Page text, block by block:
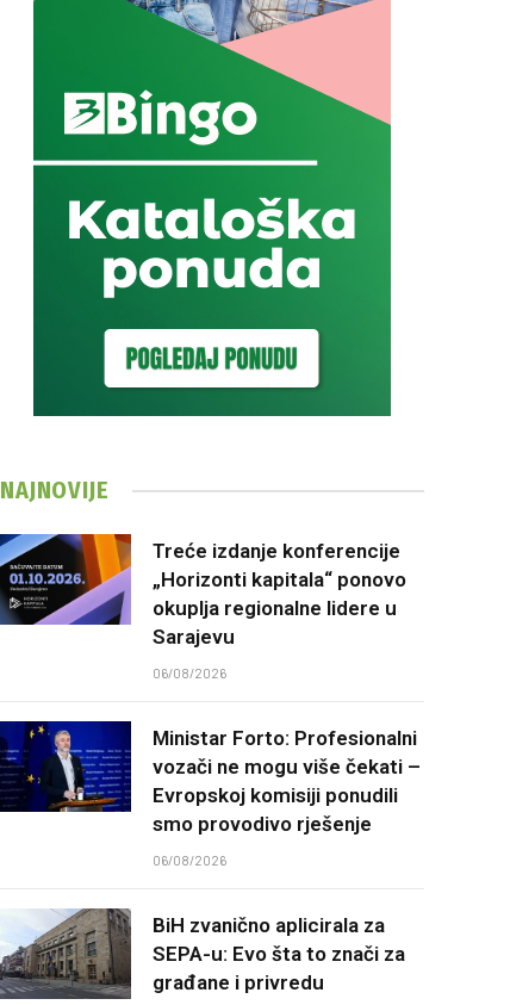
NAJNOVIJE
Treće izdanje konferencije
„Horizonti kapitala“ ponovo
okuplja regionalne lidere u
Sarajevu
06/08/2026
Ministar Forto: Profesionalni
vozači ne mogu više čekati –
Evropskoj komisiji ponudili
smo provodivo rješenje
06/08/2026
BiH zvanično aplicirala za
SEPA-u: Evo šta to znači za
građane i privredu